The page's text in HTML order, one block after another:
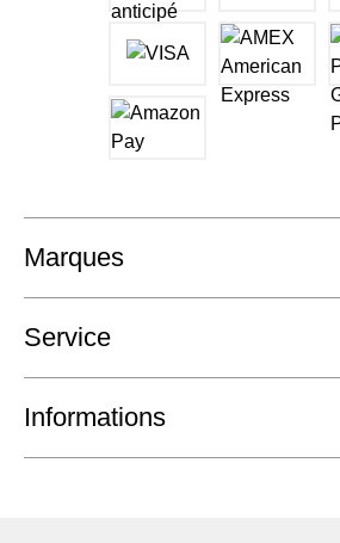
Marques
Service
Informations